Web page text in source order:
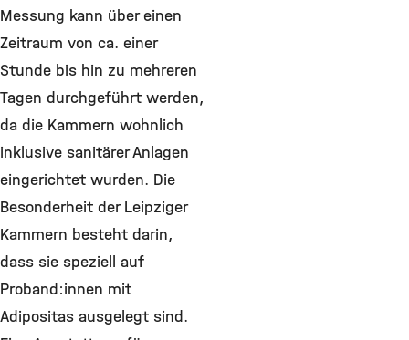
Messung kann über einen
Zeitraum von ca. einer
Stunde bis hin zu mehreren
Tagen durchgeführt werden,
da die Kammern wohnlich
inklusive sanitärer Anlagen
eingerichtet wurden. Die
Besonderheit der Leipziger
Kammern besteht darin,
dass sie speziell auf
Proband:innen mit
Adipositas ausgelegt sind.